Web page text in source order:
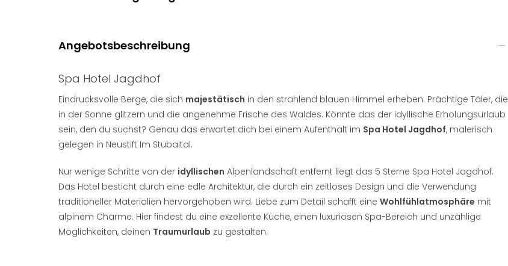
Angebotsbeschreibung
Spa Hotel Jagdhof
Eindrucksvolle Berge, die sich majestätisch in den strahlend blauen Himmel erheben. Prächtige Täler, die
in der Sonne glitzern und die angenehme Frische des Waldes. Könnte das der idyllische Erholungsurlaub
sein, den du suchst? Genau das erwartet dich bei einem Aufenthalt im Spa Hotel Jagdhof, malerisch
gelegen in Neustift Im Stubaital.
Nur wenige Schritte von der idyllischen Alpenlandschaft entfernt liegt das 5 Sterne Spa Hotel Jagdhof.
Das Hotel besticht durch eine edle Architektur, die durch ein zeitloses Design und die Verwendung
traditioneller Materialien hervorgehoben wird. Liebe zum Detail schafft eine Wohlfühlatmosphäre mit
alpinem Charme. Hier findest du eine exzellente Küche, einen luxuriösen Spa-Bereich und unzählige
Möglichkeiten, deinen Traumurlaub zu gestalten.